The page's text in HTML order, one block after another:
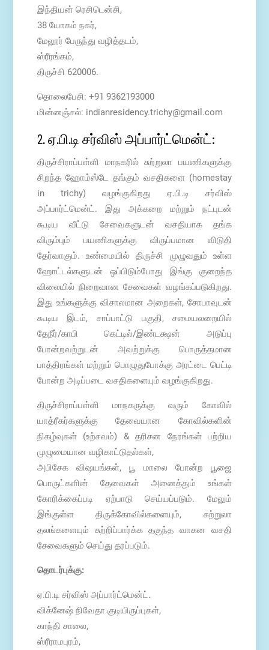
இந்தியன் ரெசிடென்சி,
38 யோகம் நகர்,
மேலூர் பேருந்து வழித்தடம்,
ஸ்ரீரங்கம்,
திருச்சி 620006.
தொலைபேசி: +91 9362193000
மின்னஞ்சல்: indianresidency.trichy@gmail.com
2. ஏ.பி.டி சர்விஸ் அப்பார்ட்மென்ட்:
திருச்சிராப்பள்ளி மாநகரில் சுற்றுலா பயணிகளுக்கு
சிறந்த ஹோம்ஸ்டே தங்கும் வசதிகளை (homestay
in trichy) வழங்குகிறது ஏ.பி.டி சர்விஸ்
அப்பார்ட்மென்ட். இது அக்கறை மற்றும் நட்புடன்
கூடிய வீட்டு சேவைகளுடன் வசதியாக தங்க
விரும்பும் பயணிகளுக்கு விருப்பமான விடுதி
தேர்வாகும். உண்மையில் திருச்சி முழுவதும் உள்ள
ஹோட்டல்களுடன் ஒப்பிடும்போது இங்கு குறைந்த
விலையில் நிறைவான சேவைகள் வழங்கப்படுகிறது.
இது உங்களுக்கு விசாலமான அறைகள், சோபாவுடன்
கூடிய இடம், சாப்பாட்டு பகுதி, சமையலறையில்
தேநீர்/காபி கெட்டில்/இண்டக்ஷன் அடுப்பு
போன்றவற்றுடன் அவற்றுக்கு பொருத்தமான
பாத்திரங்கள் மற்றும் பொழுதுபோக்கு அரட்டை பெட்டி
போன்ற அடிப்படை வசதிகளையும் வழங்குகிறது.
திருச்சிராப்பள்ளி மாநகருக்கு வரும் கோவில்
யாத்ரீகர்களுக்கு தேவையான கோவில்களின்
நிகழ்வுகள் (உற்சவம்) & தரிசன நேரங்கள் பற்றிய
முழுமையான வழிகாட்டுதல்கள்,
அபிசேக விஷயங்கள், பூ மாலை போன்ற பூஜை
பொருட்களின் தேவைகள் அனைத்தும் உங்கள்
கோரிக்கைப்படி ஏற்பாடு செய்யப்படும். மேலும்
இங்குள்ள திருக்கோவில்களையும், சுற்றுலா
தலங்களையும் சுற்றிப்பார்க்க தகுந்த வாகன வசதி
சேவைகளும் செய்து தரப்படும்.
தொடர்புக்கு:
ஏ.பி.டி சர்விஸ் அப்பார்ட்மென்ட்.
விக்னேஷ் நிவேதா குடியிருப்புகள்,
காந்தி சாலை,
ஸ்ரீராமபுரம்,